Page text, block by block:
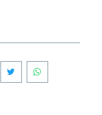
FacebookTwitter